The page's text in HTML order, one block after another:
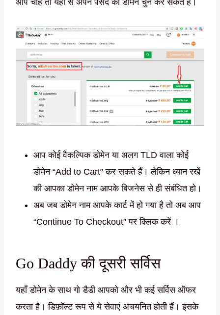
आप चाहें तो यहां से अपने पसंद का डोमेन चुनें कर सकते हैं।
आप कोई वैकल्पिक डोमेन या अलग TLD वाला कोई
डोमेन “Add to Cart” कर सकते हैं। लेकिन ध्यान रखें
की आपका डोमेन नाम आपके बिजनेस से ही संबंधित हो।
अब जब डोमेन नाम आपके कार्ट में हो गया है तो अब आप
“Continue To Checkout” पर क्लिक करें ।
Go Daddy की दूसरी सर्विस
यहाँ डोमेन के साथ गो डैडी आपको और भी कई सर्विस ऑफर
करता है। डिफ़ॉल्ट रूप से ये सेवाएं अचयनित होती हैं। इसके